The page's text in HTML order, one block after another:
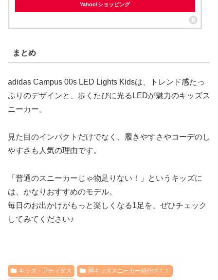
Yahoo!ショッピング
まとめ
adidas Campus 00s LED Lights Kidsは、トレンド感たっ
ぷりのデザインと、歩くたびに光るLEDが魅力のキッズス
ニーカー。
見た目のインパクトだけでなく、履きやすさやコーデのし
やすさも人気の理由です。
「普通のスニーカーじゃ物足りない！」というキッズに
は、かなりおすすめのモデル。
毎日のお出かけがもっと楽しくなる1足を、ぜひチェック
してみてください♪
キッズ・アディダス
🆕キッズスニーカー紹介中！！